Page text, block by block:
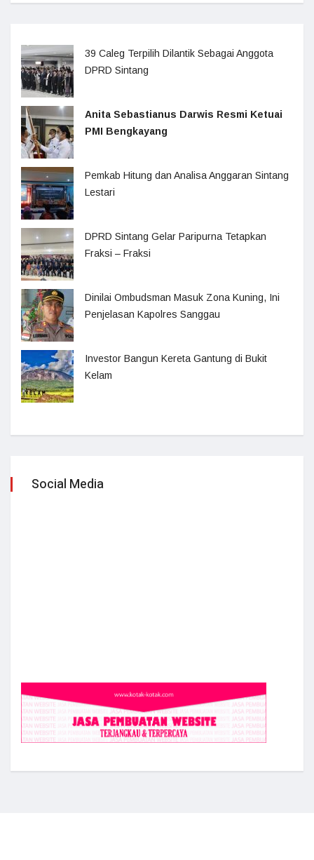
39 Caleg Terpilih Dilantik Sebagai Anggota
DPRD Sintang
Anita Sebastianus Darwis Resmi Ketuai
PMI Bengkayang
Pemkab Hitung dan Analisa Anggaran Sintang
Lestari
DPRD Sintang Gelar Paripurna Tetapkan
Fraksi – Fraksi
Dinilai Ombudsman Masuk Zona Kuning, Ini
Penjelasan Kapolres Sanggau
Investor Bangun Kereta Gantung di Bukit
Kelam
Social Media